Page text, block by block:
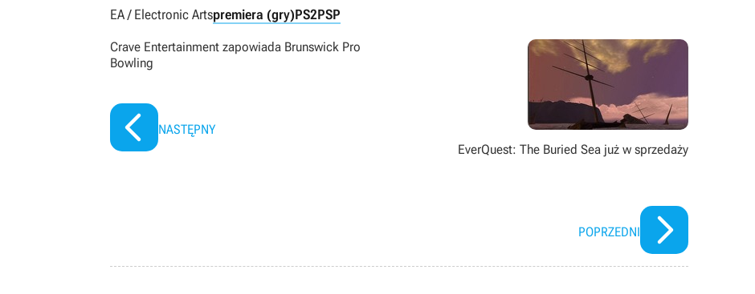
EA / Electronic Artspremiera (gry)PS2PSP
Crave Entertainment zapowiada Brunswick Pro
Bowling
NASTĘPNY
EverQuest: The Buried Sea już w sprzedaży
POPRZEDNI